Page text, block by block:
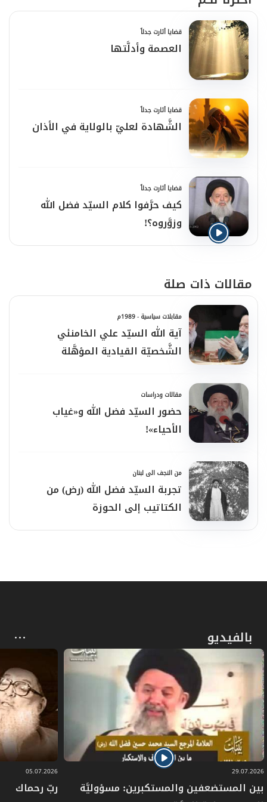
قضايا أثارت جدلاً
العصمة وأدلَّتها
قضايا أثارت جدلاً
الشَّهادة لعليّ بالولاية في الأذان
قضايا أثارت جدلاً
كيف حرَّفوا كلام السيّد فضل الله
وزوَّروه؟!
مقالات ذات صلة
مقابلات سياسية - 1989م
آية الله السيّد علي الخامنئي
الشَّخصيّة القيادية المؤهَّلة
مقالات ودراسات
حضور السيّد فضل الله و«غياب
الأحياء»!
من النجف الى لبنان
تجربة السيّد فضل الله (رض) من
الكتاتيب إلى الحوزة
بالفيديو
29.07.2026
بين المستضعفين والمستكبرين: مسؤوليَّة
05.07.2026
ربّ رحماك